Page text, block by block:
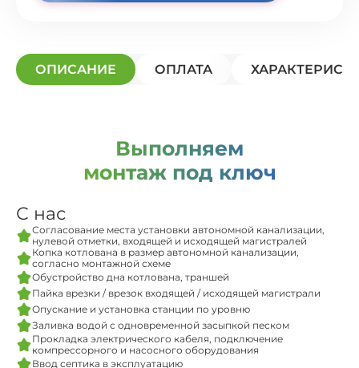
ОПИСАНИЕ ОПЛАТА
Выполняем
монтаж под ключ
С нас
Согласование места установки автономной канализации,
нулевой отметки, входящей и исходящей магистралей
Копка котлована в размер автономной канализации,
согласно монтажной схеме
Обустройство дна котлована, траншей
Пайка врезки / врезок входящей / исходящей магистрали
Опускание и установка станции по уровню
Заливка водой с одновременной засыпкой песком
Прокладка электрического кабеля, подключение
компрессорного и насосного оборудования
Ввод септика в эксплуатацию